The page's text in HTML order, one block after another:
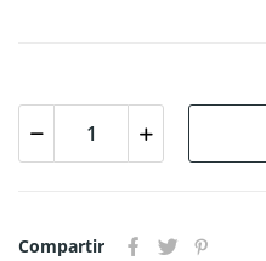
Compartir